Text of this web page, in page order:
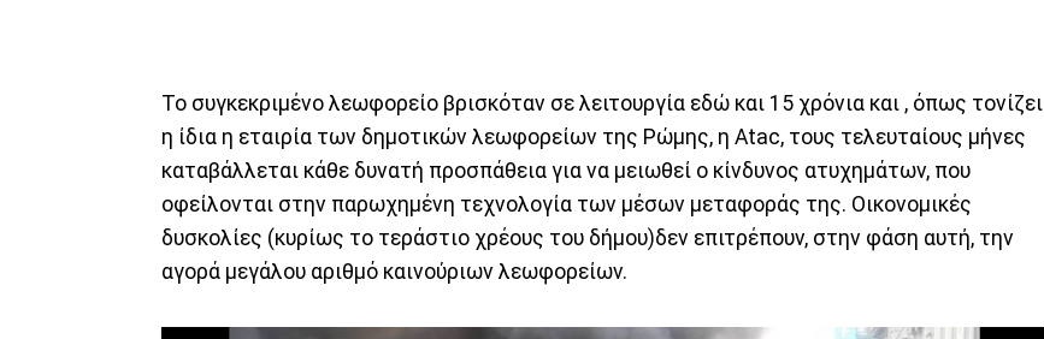
Το συγκεκριμένο λεωφορείο βρισκόταν σε λειτουργία εδώ και 15 χρόνια και , όπως τονίζει
η ίδια η εταιρία των δημοτικών λεωφορείων της Ρώμης, η Atac, τους τελευταίους μήνες
καταβάλλεται κάθε δυνατή προσπάθεια για να μειωθεί ο κίνδυνος ατυχημάτων, που
οφείλονται στην παρωχημένη τεχνολογία των μέσων μεταφοράς της. Οικονομικές
δυσκολίες (κυρίως το τεράστιο χρέους του δήμου)δεν επιτρέπουν, στην φάση αυτή, την
αγορά μεγάλου αριθμό καινούριων λεωφορείων.